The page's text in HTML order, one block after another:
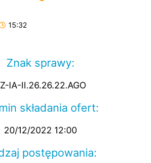
15:32
Znak sprawy:
IA-II.26.26.22.AGO
składania ofert:
20/12/2022 12:00
postępowania: